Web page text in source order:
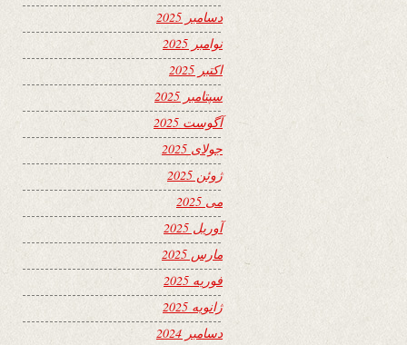
دسامبر 2025
نوامبر 2025
اکتبر 2025
سپتامبر 2025
آگوست 2025
جولای 2025
ژوئن 2025
می 2025
آوریل 2025
مارس 2025
فوریه 2025
ژانویه 2025
دسامبر 2024